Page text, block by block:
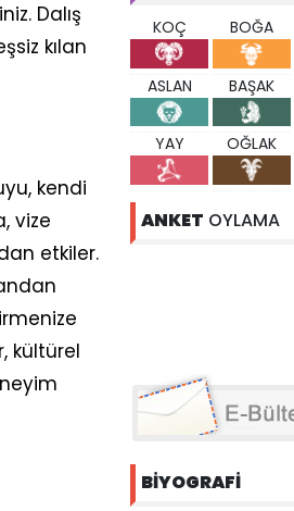
Dalış
kılan
kendi
vize
etkiler.
kültürel
KOÇ BOĞA
ASLAN BAŞAK
YAY OĞLAK
ANKET OYLAMA
BİYOGRAFİ